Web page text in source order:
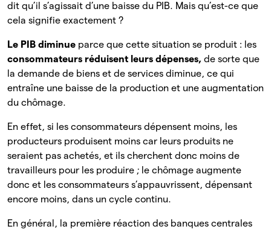
dit qu’il s’agissait d’une baisse du PIB. Mais qu’est-ce que
cela signifie exactement ?
Le PIB diminue parce que cette situation se produit : les
consommateurs réduisent leurs dépenses, de sorte que
la demande de biens et de services diminue, ce qui
entraîne une baisse de la production et une augmentation
du chômage.
En effet, si les consommateurs dépensent moins, les
producteurs produisent moins car leurs produits ne
seraient pas achetés, et ils cherchent donc moins de
travailleurs pour les produire ; le chômage augmente
donc et les consommateurs s’appauvrissent, dépensant
encore moins, dans un cycle continu.
En général, la première réaction des banques centrales